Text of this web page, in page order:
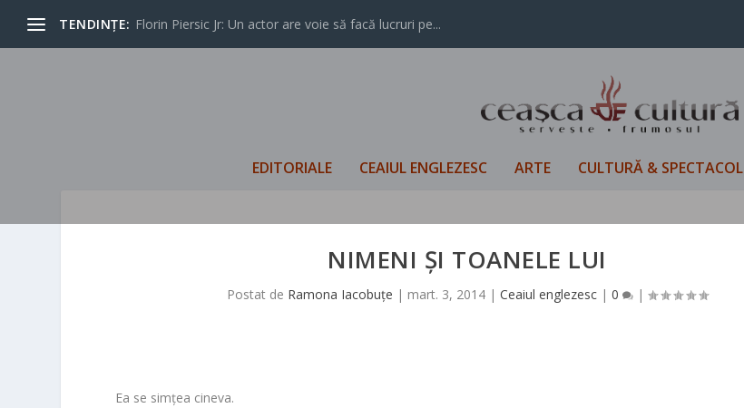
TENDINȚE: Florin Piersic Jr: Un actor are voie să facă lucruri pe...
EDITORIALE CEAIUL ENGLEZESC ARTE CULTURĂ & SPECTACOL
NIMENI ȘI TOANELE LUI
Postat de Ramona Iacobuțe | mart. 3, 2014| Ceaiul englezesc| 0 |
Ea se simțea cineva.